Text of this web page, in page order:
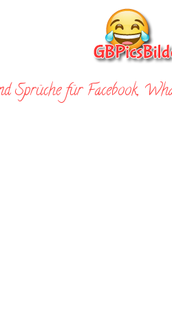
Sprüche für Facebook,